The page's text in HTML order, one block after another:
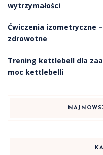
wytrzymałości
Ćwiczenia izometryczne
zdrowotne
Trening kettlebell dla
moc kettlebelli